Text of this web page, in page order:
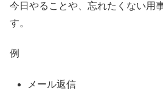
今日やることや、忘れたくない用
す。
例
メール返信